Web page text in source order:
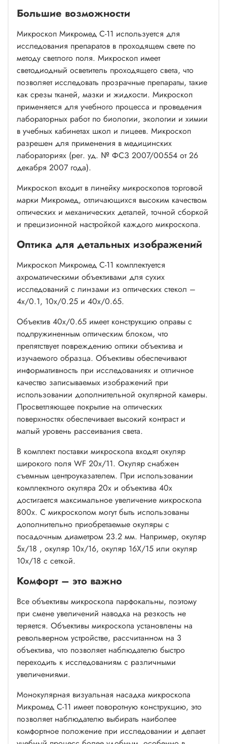
Большие возможности
Микроскоп Микромед С-11 используется для
исследования препаратов в проходящем свете по
методу светлого поля. Микроскоп имеет
светодиодный осветитель проходящего света, что
позволяет исследовать прозрачные препараты, такие
как срезы тканей, мазки и жидкости. Микроскоп
применяется для учебного процесса и проведения
лабораторных работ по биологии, экологии и химии
в учебных кабинетах школ и лицеев. Микроскоп
разрешен для применения в медицинских
лабораториях (рег. уд. № ФСЗ 2007/00554 от 26
декабря 2007 года).
Микроскоп входит в линейку микроскопов торговой
марки Микромед, отличающихся высоким качеством
оптических и механических деталей, точной сборкой
и прецизионной настройкой каждого микроскопа.
Оптика для детальных изображений
Микроскоп Микромед С-11 комплектуется
ахроматическими объективами для сухих
исследований с линзами из оптических стекол –
4x/0.1, 10x/0.25 и 40x/0.65.
Объектив 40x/0.65 имеет конструкцию оправы с
подпружиненным оптическим блоком, что
препятствует повреждению оптики объектива и
изучаемого образца. Объективы обеспечивают
информативность при исследованиях и отличное
качество записываемых изображений при
использовании дополнительной окулярной камеры.
Просветляющее покрытие на оптических
поверхностях обеспечивает высокий контраст и
малый уровень рассеивания света.
В комплект поставки микроскопа входят окуляр
широкого поля WF 20х/11. Окуляр снабжен
съемным центроуказателем. При использовании
комплектного окуляра 20х и объектива 40х
достигается максимальное увеличение микроскопа
800х. С микроскопом могут быть использованы
дополнительно приобретаемые окуляры с
посадочным диаметром 23.2 мм. Например, окуляр
5х/18 , окуляр 10x/16, окуляр 16Х/15 или окуляр
10x/18 с сеткой.
Комфорт – это важно
Все объективы микроскопа парфокальны, поэтому
при смене увеличений наводка на резкость не
теряется. Объективы микроскопа установлены на
револьверном устройстве, рассчитанном на 3
объектива, что позволяет наблюдателю быстро
переходить к исследованиям с различными
увеличениями.
Монокулярная визуальная насадка микроскопа
Микромед С-11 имеет поворотную конструкцию, это
позволяет наблюдателю выбирать наиболее
комфортное положение при исследовании и делает